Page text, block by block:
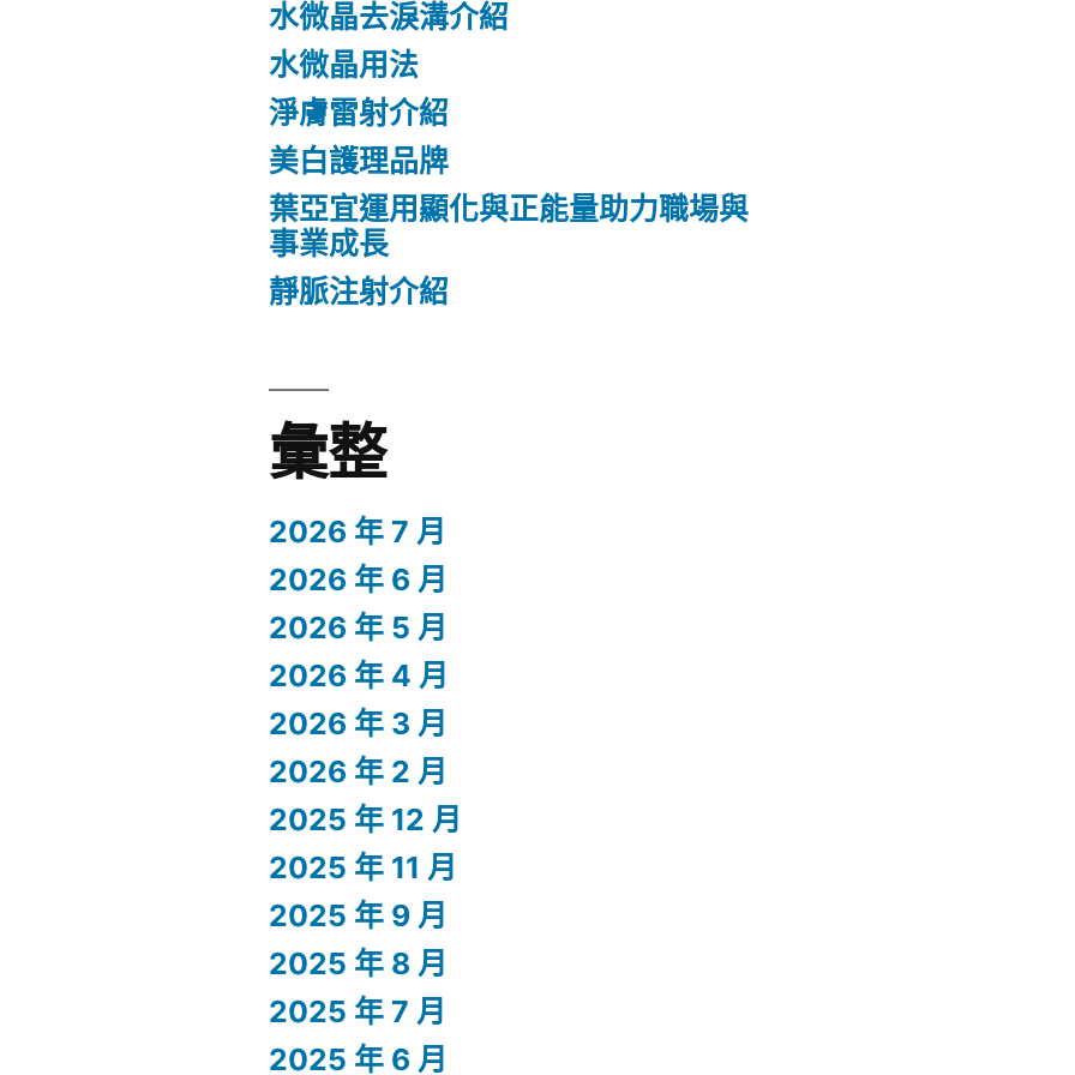
水微晶去淚溝介紹
水微晶用法
淨膚雷射介紹
美白護理品牌
葉亞宜運用顯化與正能量助力職場與
事業成長
靜脈注射介紹
彙整
2026 年 7 月
2026 年 6 月
2026 年 5 月
2026 年 4 月
2026 年 3 月
2026 年 2 月
2025 年 12 月
2025 年 11 月
2025 年 9 月
2025 年 8 月
2025 年 7 月
2025 年 6 月